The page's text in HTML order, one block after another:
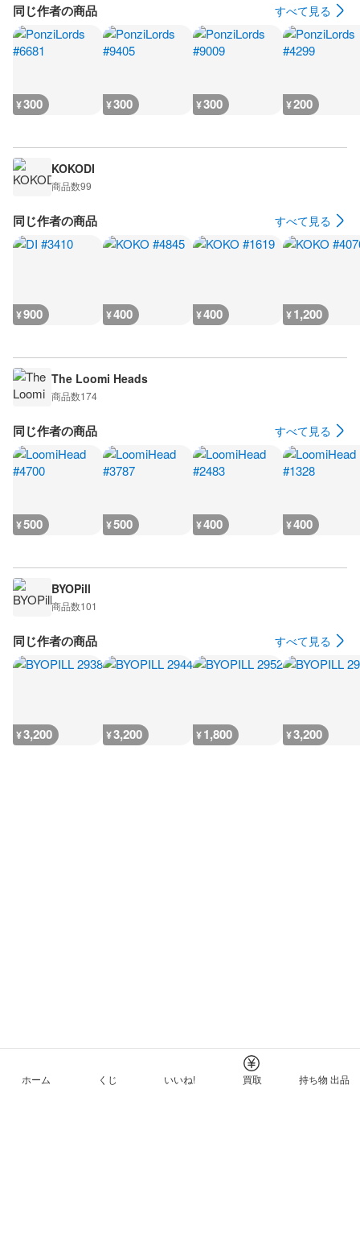
同じ作者の商品 すべて見る
¥300 ¥300 ¥300 ¥200
KOKODI
商品数99
同じ作者の商品 すべて見る
¥900 ¥400 ¥400 ¥1,200
The Loomi Heads
商品数174
同じ作者の商品 すべて見る
¥500 ¥500 ¥400 ¥400
BYOPill
商品数101
同じ作者の商品 すべて見る
¥3,200 ¥3,200 ¥1,800 ¥3,200
ホーム くじ いいね! 買取 持ち物 出品